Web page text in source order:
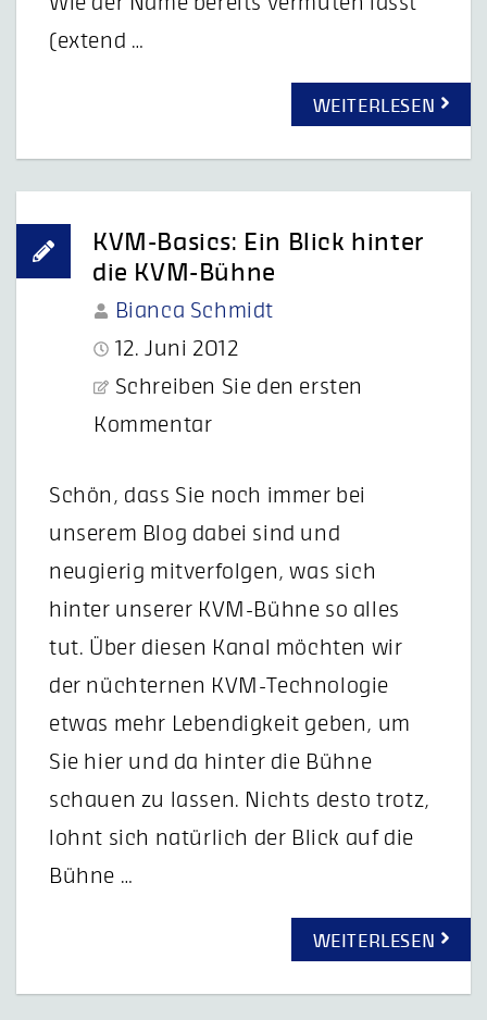
(extend …
WEITERLESEN
KVM-Basics: Ein Blick hinter
die KVM-Bühne
Bianca Schmidt
12. Juni 2012
Schreiben Sie den ersten
Kommentar
Schön, dass Sie noch immer bei
unserem Blog dabei sind und
neugierig mitverfolgen, was sich
hinter unserer KVM-Bühne so alles
tut. Über diesen Kanal möchten wir
der nüchternen KVM-Technologie
etwas mehr Lebendigkeit geben, um
Sie hier und da hinter die Bühne
schauen zu lassen. Nichts desto trotz,
lohnt sich natürlich der Blick auf die
Bühne …
WEITERLESEN